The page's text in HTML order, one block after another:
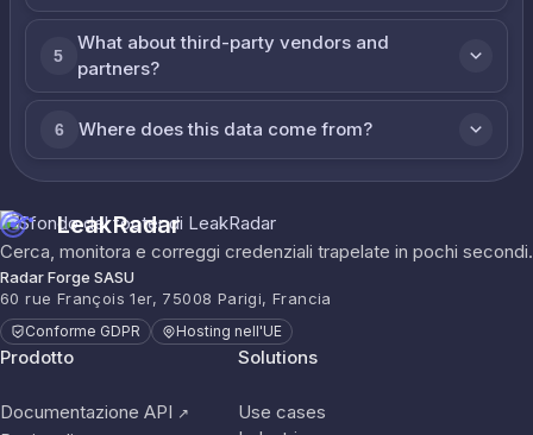
5
What about third-party vendors and
partners?
6 Where does this data come from?
LeakRadar
Cerca, monitora e correggi credenziali trapelate in pochi secondi.
Radar Forge SASU
60 rue François 1er, 75008 Parigi, Francia
Conforme GDPR Hosting nell'UE
Prodotto
Documentazione API ↗
Solutions
Use cases